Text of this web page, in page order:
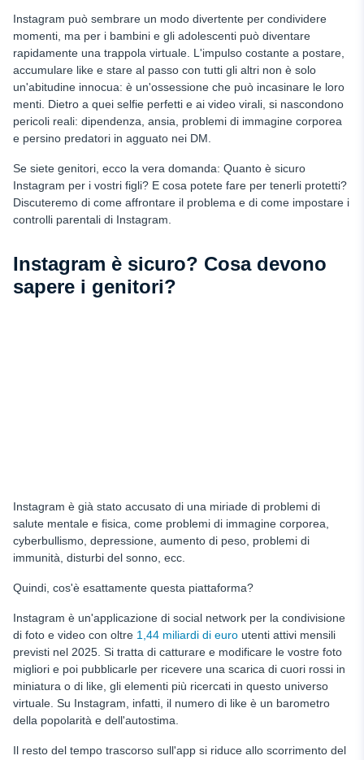
Instagram può sembrare un modo divertente per condividere
momenti, ma per i bambini e gli adolescenti può diventare
rapidamente una trappola virtuale. L'impulso costante a postare,
accumulare like e stare al passo con tutti gli altri non è solo
un'abitudine innocua: è un'ossessione che può incasinare le loro
menti. Dietro a quei selfie perfetti e ai video virali, si nascondono
pericoli reali: dipendenza, ansia, problemi di immagine corporea
e persino predatori in agguato nei DM.
Se siete genitori, ecco la vera domanda: Quanto è sicuro
Instagram per i vostri figli? E cosa potete fare per tenerli protetti?
Discuteremo di come affrontare il problema e di come impostare i
controlli parentali di Instagram.
Instagram è sicuro? Cosa devono
sapere i genitori?
Instagram è già stato accusato di una miriade di problemi di
salute mentale e fisica, come problemi di immagine corporea,
cyberbullismo, depressione, aumento di peso, problemi di
immunità, disturbi del sonno, ecc.
Quindi, cos'è esattamente questa piattaforma?
Instagram è un'applicazione di social network per la condivisione
di foto e video con oltre 1,44 miliardi di euro utenti attivi mensili
previsti nel 2025. Si tratta di catturare e modificare le vostre foto
migliori e poi pubblicarle per ricevere una scarica di cuori rossi in
miniatura o di like, gli elementi più ricercati in questo universo
virtuale. Su Instagram, infatti, il numero di like è un barometro
della popolarità e dell'autostima.
Il resto del tempo trascorso sull'app si riduce allo scorrimento del
Come si fa a mettere i controlli parentali su Instagram?
Impostare l'app uMobix Instagram Spy
Assicuratevi che l'account di vostro figlio sia privato
Segnalazione di contenuti inappropriati
Disattivare i commenti
Rimuovere i follower indesiderati
Abilitare il controllo dei contenuti sensibili
Impostare filtri personalizzati per le parole
Controlli parentali di Instagram: Come posso monitorare mio
figlio?